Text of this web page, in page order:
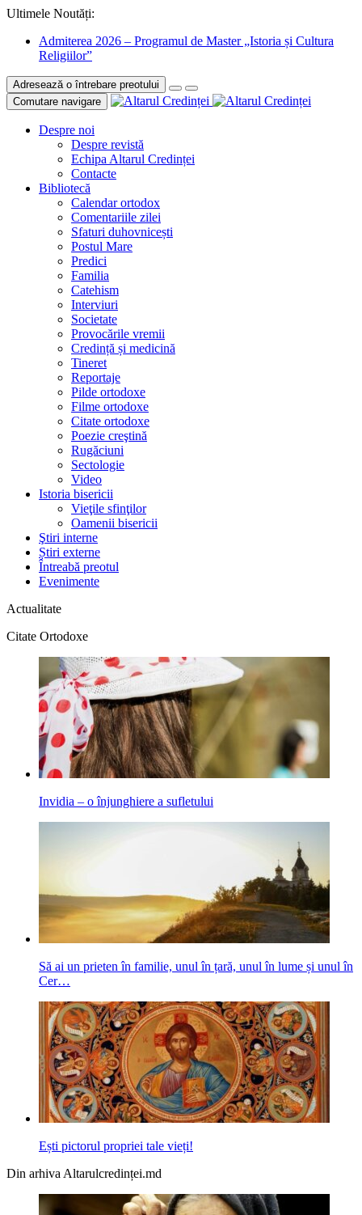
Ultimele Noutăți:
Admiterea 2026 – Programul de Master „Istoria și Cultura
Religiilor”
Adresează o întrebare preotului
Comutare navigare
Despre noi
Despre revistă
Echipa Altarul Credinței
Contacte
Bibliotecă
Calendar ortodox
Comentariile zilei
Sfaturi duhovnicești
Postul Mare
Predici
Familia
Catehism
Interviuri
Societate
Provocările vremii
Credință și medicină
Tineret
Reportaje
Pilde ortodoxe
Filme ortodoxe
Citate ortodoxe
Poezie creştină
Rugăciuni
Sectologie
Video
Istoria bisericii
Vieţile sfinţilor
Oamenii bisericii
Ştiri interne
Știri externe
Întreabă preotul
Evenimente
Actualitate
Citate Ortodoxe
Invidia – o înjunghiere a sufletului
Să ai un prieten în familie, unul în țară, unul în lume și unul în
Cer…
Ești pictorul propriei tale vieți!
Din arhiva Altarulcredinței.md